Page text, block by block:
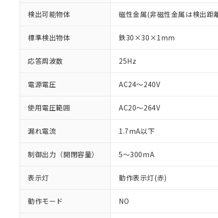
検出可能物体 磁性金属(非磁性金属は検出距
標準検出物体 鉄30×30×1mm
応答周波数 25Hz
電源電圧 AC24～240V
使用電圧範囲 AC20～264V
漏れ電流 1.7mA以下
制御出力（開閉容量） 5～300mA
表示灯 動作表示灯(赤)
動作モード NO
ご利用条件
対応予定：EU
対応予定なし：
調査・確認中：
があります。